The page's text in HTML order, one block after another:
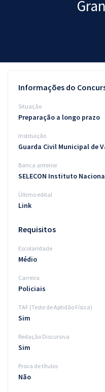
Questões grátis
Blog
Aprovados
Atendimento
Informações do
Situação
Preparação a longo prazo
Instituição
Guarda Civil Municipal de
Banca anterior
SELECON Instituto
Último edital
Link
Requisitos
Escolaridade
Médio
Carreira
Policiais
TAF (Teste de Aptidão Física)
Sim
Redação Discursiva
Sim
Prova de títulos
Não